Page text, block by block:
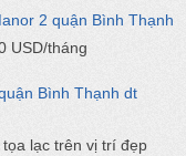
2 quận Bình Thạnh
USD/tháng
Bình Thạnh dt
lạc trên vị trí đẹp